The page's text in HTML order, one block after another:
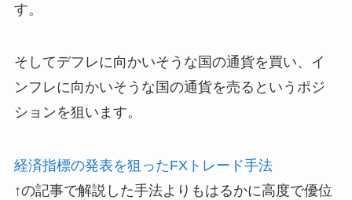
す。
そしてデフレに向かいそうな国の通貨を買い、イ
ンフレに向かいそうな国の通貨を売るというポジ
ションを狙います。
経済指標の発表を狙ったFXトレード手法
↑の記事で解説した手法よりもはるかに高度で優位